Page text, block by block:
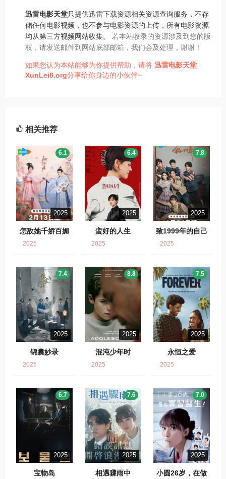
迅雷电影天堂只提供迅雷下载资源相关资源查询服务，不存
储任何电影视频，也不参与电影资源的上传，所有电影资源
均从第三方视频网站收集。 若本站收录的资源涉及到您的版
权，请发送邮件到网站底部邮箱，我们会及处理，谢谢！
如果您认为本站能够为你提供帮助，请将 迅雷电影天堂
XunLei8.org分享给你身边的小伙伴~
相关推荐
2025
怎敌她千娇百媚
6.1
2025
2025
蛮好的人生
6.4
2025
2025
致1999年的自己
7.8
2025
2025
锦囊妙录
7.4
2025
2025
混沌少年时
8.8
2025
2025
永恒之爱
7.5
2025
2025
宝物岛
6.7
2025
相遇骤雨中
7.6
2025
小圆26岁，在做
7.0